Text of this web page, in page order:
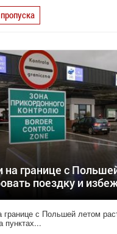
на границе с
поездку и
границе с Польшей летом
пунктах...